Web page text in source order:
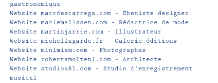
gastronomique
Website marcdescarrega.com – Ebeniste designer
Website mariemalissen.com – Rédactrice de mode
Website martinjarrie.com – Illustrateur
Website michellagarde.fr – Galerie éditions
Website minimiam.com – Photographes
Website robertamolteni.com – Architecte
Website studio48l.com – Studio d’enregistrement
musical